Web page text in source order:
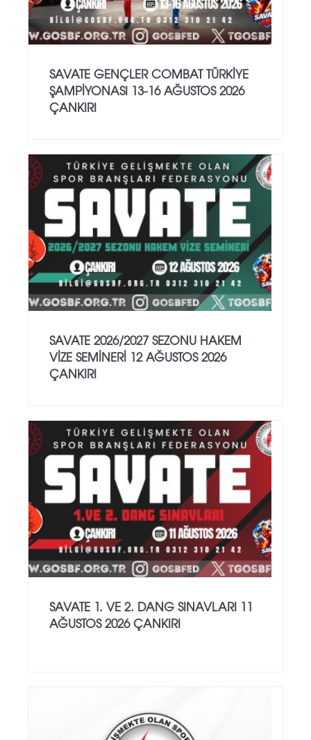
SAVATE GENÇLER COMBAT TÜRKİYE
ŞAMPİYONASI 13-16 AĞUSTOS 2026
ÇANKIRI
SAVATE 2026/2027 SEZONU HAKEM
VİZE SEMİNERİ 12 AĞUSTOS 2026
ÇANKIRI
SAVATE 1. VE 2. DANG SINAVLARI 11
AĞUSTOS 2026 ÇANKIRI